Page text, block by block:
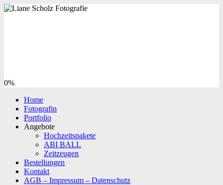
0%
Home
Fotografin
Portfolio
Angebote
Hochzeitspakete
ABI BALL
Zeitzeugen
Bestellungen
Kontakt
AGB – Impressum – Datenschutz